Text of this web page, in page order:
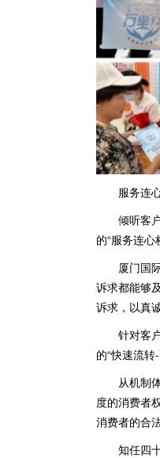
服务连
倾听客
的“服务连心
厦门国
诉求都能够
诉求，以真
针对客
的“快速流
从机制
度的消费者
消费者的合
知任四